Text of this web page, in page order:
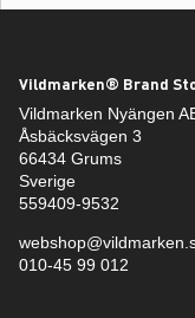
Vildmarken® Brand
Vildmarken Nyängen
Åsbäcksvägen 3
66434 Grums
Sverige
559409-9532
010-45 99 012